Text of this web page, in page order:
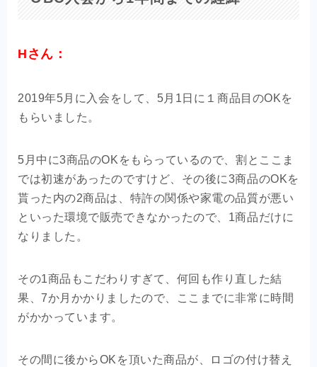
Hさん：
2019年5月に入会をして、5月1日に１商品目のOKを
もらいました。
5月中に3商品のOKをもらっているので、割とここま
では初速があったのですけど、その後に3商品のOKを
貰った内の2商品は、特許の関係や家電の品質が悪い
といった環境で販売できなかったので、1商品だけに
なりました。
その1商品もこだわりすぎて、何回も作り直した結
果、7か月かかりましたので、ここまでに非常に時間
がかかっています。
その間に後からOKを頂いた商品が、ロゴの付け替え